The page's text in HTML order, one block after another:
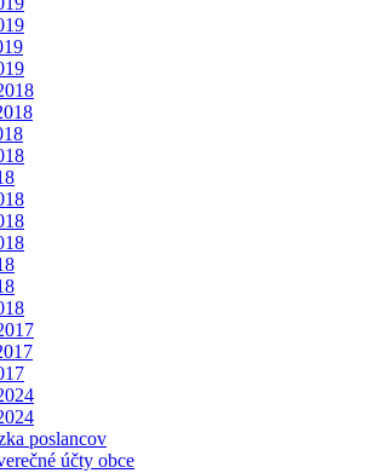
poslancov
účty obce